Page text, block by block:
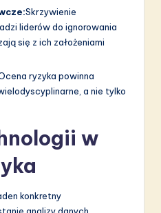
Skrzywienie
liderów do ignorowania
się z ich założeniami
ryzyka powinna
a nie tylko
w
konkretny